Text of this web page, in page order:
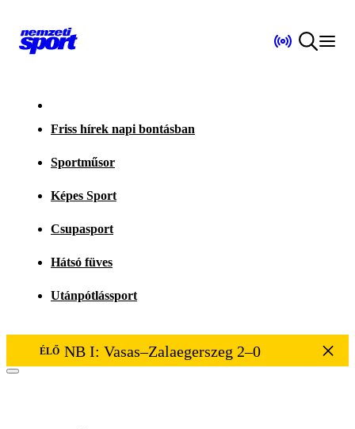
Friss hírek napi bontásban
Sportműsor
Képes Sport
Csupasport
Hátsó füves
Utánpótlássport
ÉLŐ NB I: Vasas–Zalaegerszeg 2–0